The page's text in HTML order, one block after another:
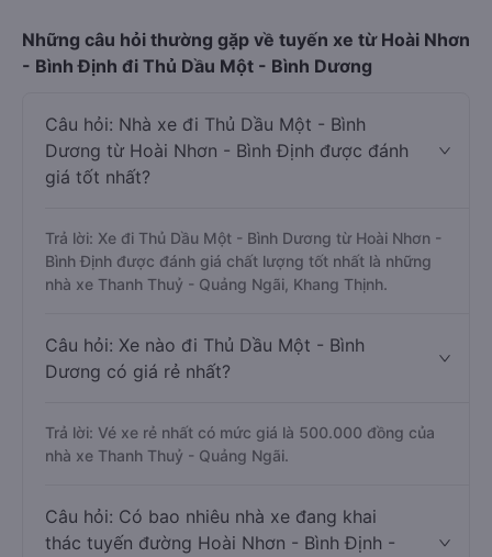
Những câu hỏi thường gặp về tuyến xe từ Hoài Nhơn
- Bình Định đi Thủ Dầu Một - Bình Dương
Câu hỏi: Nhà xe đi Thủ Dầu Một - Bình
Dương từ Hoài Nhơn - Bình Định được đánh
giá tốt nhất?
Trả lời: Xe đi Thủ Dầu Một - Bình Dương từ Hoài Nhơn -
Bình Định được đánh giá chất lượng tốt nhất là những
nhà xe Thanh Thuỷ - Quảng Ngãi, Khang Thịnh.
Câu hỏi: Xe nào đi Thủ Dầu Một - Bình
Dương có giá rẻ nhất?
Trả lời: Vé xe rẻ nhất có mức giá là 500.000 đồng của
nhà xe Thanh Thuỷ - Quảng Ngãi.
Câu hỏi: Có bao nhiêu nhà xe đang khai
thác tuyến đường Hoài Nhơn - Bình Định -